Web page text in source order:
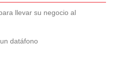
llevar su negocio al
datáfono